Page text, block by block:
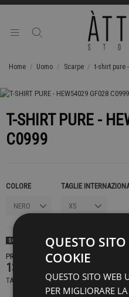
Home Uomo Scarpe t-shirt pure
T-SHIRT PURE -
C0999
COLORE TAGLIE
SOLD OUT
PRODOTTO NON DISPONIBILE
139,00 €
TASSE INCLUSE
QUESTO
COOKIE
QUESTO SITO WEB
PER MIGLIORARE